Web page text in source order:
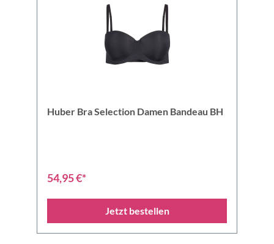
Huber Bra Selection Damen Bandeau BH
54,95 €*
Jetzt bestellen